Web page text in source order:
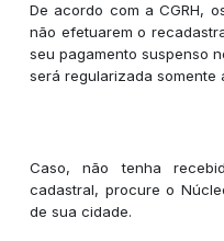
De acordo com a CGRH,
não efetuarem o
seu pagamento suspenso
será regularizada somente
Caso, não tenha
cadastral, procure o
de sua cidade.